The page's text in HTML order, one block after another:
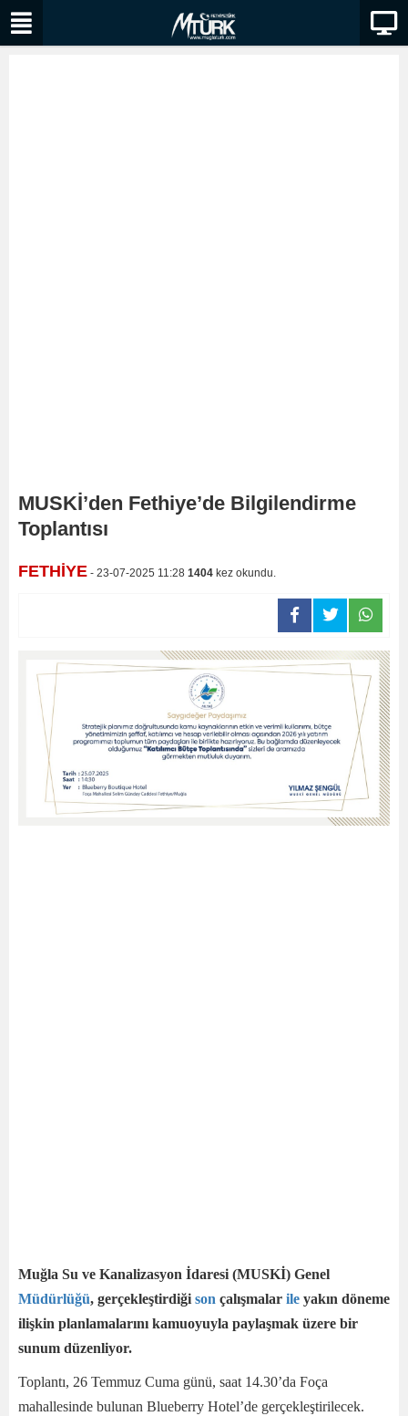
MUSKİ’den Fethiye’de Bilgilendirme
Toplantısı
FETHİYE - 23-07-2025 11:28 1404 kez okundu.
Muğla Su ve Kanalizasyon İdaresi (MUSKİ) Genel
Müdürlüğü, gerçekleştirdiğison çalışmalar ile yakın döneme
ilişkin planlamalarını kamuoyuyla paylaşmak üzere bir
sunum düzenliyor.
Toplantı, 26 Temmuz Cuma günü, saat 14.30’da Foça
mahallesinde bulunan Blueberry Hotel’de gerçekleştirilecek.